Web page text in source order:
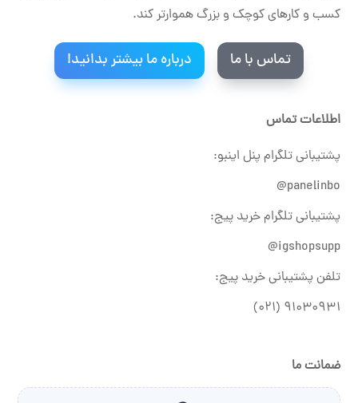
کسب و کارهای کوچک و بزرگ هموارتر کند.
تماس با ما درباره ما بیشتر بدانید!
اطلاعات تماس
پشتیبانی تلگرام پنل اینبو:
panelinbo@
پشتیبانی تلگرام خرید پیج:
igshopsupp@
تلفن پشتیبانی خرید پیج:
۹۱۰۳۰۹۳۱ (۰۲۱)
ضمانت ما